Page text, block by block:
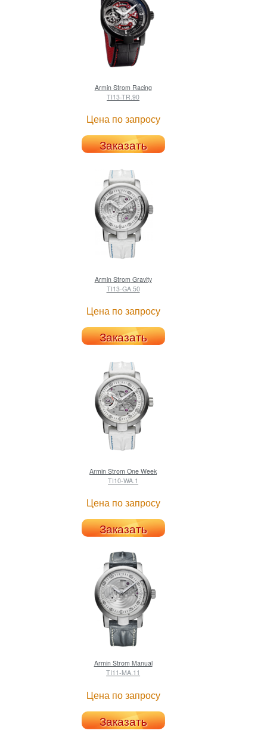
Armin Strom Racing
TI13-TR.90
Цена по запросу
Заказать
Armin Strom Gravity
TI13-GA.50
Цена по запросу
Заказать
Armin Strom One Week
TI10-WA.1
Цена по запросу
Заказать
Armin Strom Manual
TI11-MA.11
Цена по запросу
Заказать